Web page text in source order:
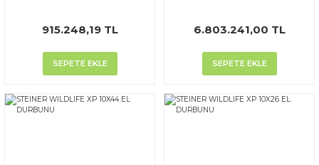
915.248,19 TL
SEPETE EKLE
6.803.241,00 TL
SEPETE EKLE